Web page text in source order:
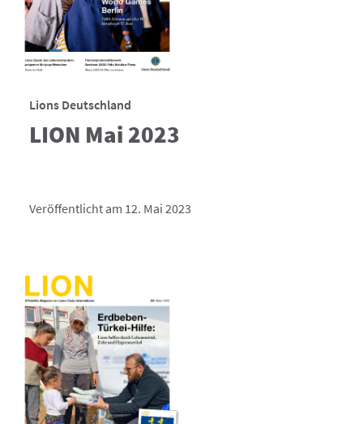
Lions Deutschland
LION Mai 2023
Veröffentlicht am 12. Mai 2023